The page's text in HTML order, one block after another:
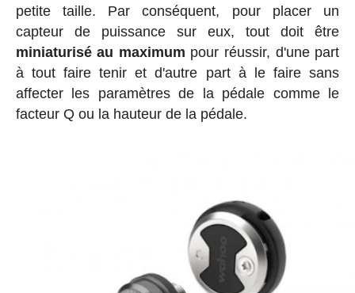
petite taille. Par conséquent, pour placer un
capteur de puissance sur eux, tout doit être
miniaturisé au maximum pour réussir, d'une part
à tout faire tenir et d'autre part à le faire sans
affecter les paramètres de la pédale comme le
facteur Q ou la hauteur de la pédale.